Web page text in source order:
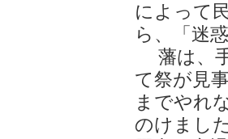
によって
ら、「迷
藩は、
て祭が見
までやれ
のけまし